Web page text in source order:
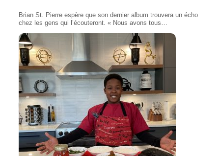
Brian St. Pierre espère que son dernier album trouvera un écho
chez les gens qui l’écouteront. « Nous avons tous…